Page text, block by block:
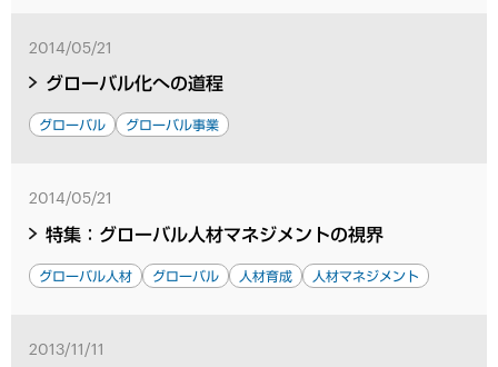
2014/05/21
グローバル化への道程
グローバル グローバル事業
2014/05/21
特集：グローバル人材マネジメントの視界
グローバル人材 グローバル 人材育成 人材マネジメント
2013/11/11